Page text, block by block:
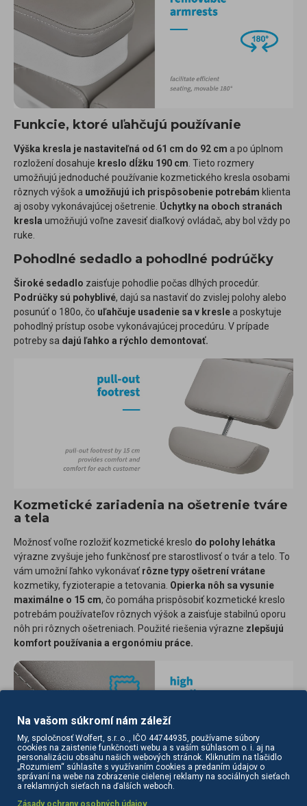
Funkcie, ktoré uľahčujú používanie
Výška kresla je nastaviteľná od 61 cm do 92 cm a po úplnom
rozložení dosahuje kreslo dĺžku 190 cm . Tieto rozmery
umožňujú jednoduché používanie kozmetického kresla osobami
rôznych výšok a umožňujú ich prispôsobenie potrebám klienta
aj osoby vykonávajúcej ošetrenie. Úchytky na oboch stranách
kresla umožňujú voľne zavesiť diaľkový ovládač, aby bol vždy po
ruke.
Pohodlné sedadlo a pohodlné podrúčky
Široké sedadlo zaisťuje pohodlie počas dlhých procedúr.
Podrúčky sú pohyblivé, dajú sa nastaviť do zvislej polohy alebo
posunúť o 180o, čo uľahčuje usadenie sa v kresle a poskytuje
pohodlný prístup osobe vykonávajúcej procedúru. V prípade
potreby sa dajú ľahko a rýchlo demontovať.
Kozmetické zariadenia na ošetrenie tváre
a tela
Možnosť voľne rozložiť kozmetické kreslo do polohy lehátka
výrazne zvyšuje jeho funkčnosť pre starostlivosť o tvár a telo. To
vám umožní ľahko vykonávať rôzne typy ošetrení vrátane
kozmetiky, fyzioterapie a tetovania. Opierka nôh sa vysunie
maximálne o 15 cm, čo pomáha prispôsobiť kozmetické kreslo
potrebám používateľov rôznych výšok a zaisťuje stabilnú oporu
nôh pri rôznych ošetreniach. Použité riešenia výrazne zlepšujú
komfort používania a ergonómiu práce.
Na vašom súkromí nám záleží
My, spoločnosť Wolfert, s.r..o.., IČO 44744935, používame súbory
cookies na zaistenie funkčnosti webu a s vaším súhlasom o. i. aj na
personalizáciu obsahu našich webových stránok. Kliknutím na tlačidlo
„Rozumiem“ súhlasíte s využívaním cookies a predaním údajov o
správaní na webe na zobrazenie cielenej reklamy na sociálnych sieťach
a reklamných sieťach na ďalších weboch.
Zásady ochrany osobných údajov